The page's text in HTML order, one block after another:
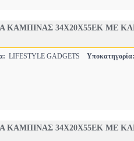
ΚΑΜΠΙΝΑΣ 34Χ20Χ55ΕΚ ΜΕ
LIFESTYLE GADGETS Υποκατηγορία:
ΚΑΜΠΙΝΑΣ 34Χ20Χ55ΕΚ ΜΕ